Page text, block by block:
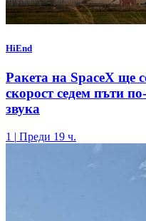
HiEnd
Ракета на SpaceX ще
скорост седем пъти
звука
1 | Преди 19 ч.